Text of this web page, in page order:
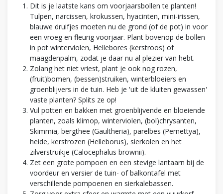
Dit is je laatste kans om voorjaarsbollen te planten!
Tulpen, narcissen, krokussen, hyacinten, mini-irissen,
blauwe druifjes moeten nu de grond (of de pot) in voor
een vroeg en fleurig voorjaar. Plant bovenop de bollen
in pot winterviolen, Hellebores (kerstroos) of
maagdenpalm, zodat je daar nu al plezier van hebt.
Zolang het niet vriest, plant je ook nog rozen,
(fruit)bomen, (bessen)struiken, winterbloeiers en
groenblijvers in de tuin. Heb je 'uit de kluiten gewassen'
vaste planten? Splits ze op!
Vul potten en bakken met groenblijvende en bloeiende
planten, zoals klimop, winterviolen, (bol)chrysanten,
Skimmia, bergthee (Gaultheria), parelbes (Pernettya),
heide, kerstrozen (Helleborus), sierkolen en het
zilverstruikje (Calocephalus brownii).
Zet een grote pompoen en een stevige lantaarn bij de
voordeur en versier de tuin- of balkontafel met
verschillende pompoenen en sierkalebassen.